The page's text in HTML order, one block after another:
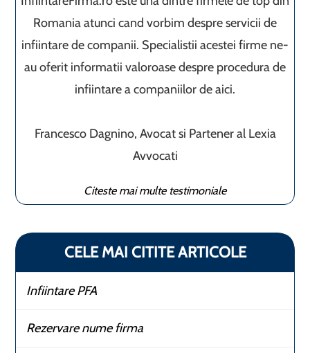
Romania atunci cand vorbim despre servicii de
infiintare de companii. Specialistii acestei firme ne-
au oferit informatii valoroase despre procedura de
infiintare a companiilor de aici.
Francesco Dagnino, Avocat si Partener al Lexia
Avvocati
Citeste mai multe testimoniale
CELE MAI CITITE ARTICOLE
Infiintare PFA
Rezervare nume firma